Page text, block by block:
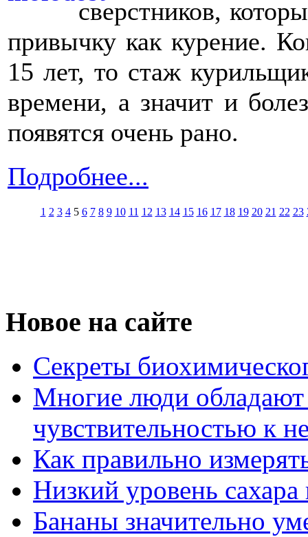
сверстников,
привычку как курение.
15 лет, то стаж
времени, а значит и
появятся очень рано.
Подробнее...
1 2 3 4 5 6 7 8 9 10 11 12 13 14 15 16 17 18 19 20 21 22 23
Новое на сайте
Секреты
Многие люди
чувствительностью к
Как правильно
Низкий уровень
Бананы значительно